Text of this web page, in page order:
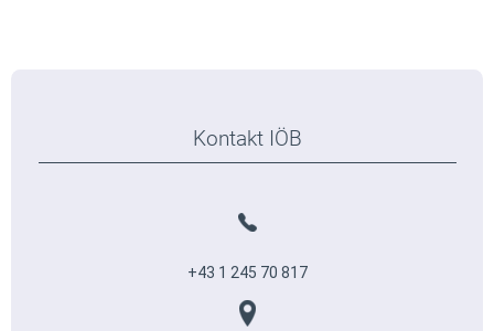
Kontakt IÖB
+43 1 245 70 817